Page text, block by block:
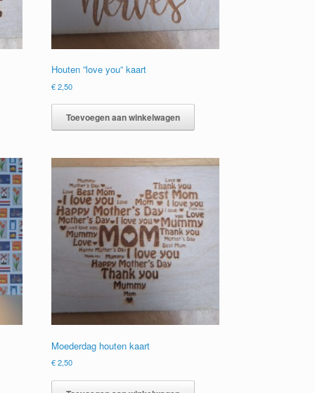
Houten ”love you” kaart
€2,50
Toevoegen aan winkelwagen
Moederdag houten kaart
€2,50